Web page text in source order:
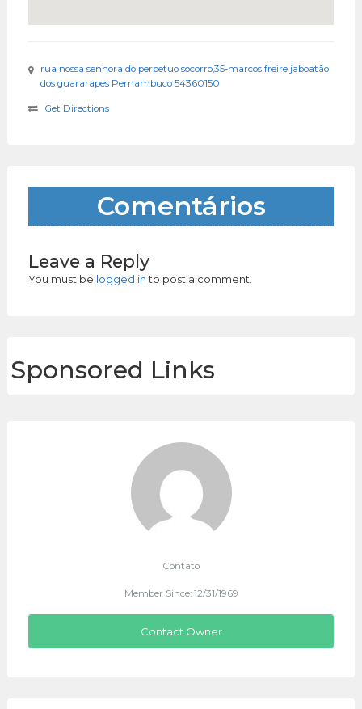
rua nossa senhora do perpetuo socorro,35-marcos freire jaboatão
dos guararapes Pernambuco 54360150
Get Directions
Comentários
Leave a Reply
You must be logged into post a comment.
Sponsored Links
Contato
Member Since: 12/31/1969
Contact Owner